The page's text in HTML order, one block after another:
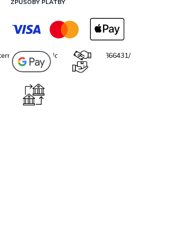
100069706866431/
ZPŮSOBY PLATBY